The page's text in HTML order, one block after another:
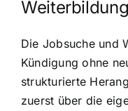
Weiterbildung
Die Jobsuche und
Kündigung ohne
strukturierte
zuerst über die